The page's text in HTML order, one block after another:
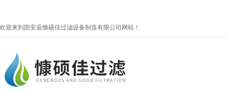
欢迎来到固安县慷硕佳过滤设备制造有限公司网站！